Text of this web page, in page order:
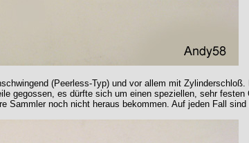
(Peerless-Typ) und vor allem mit
gegossen, es dürfte sich um einen speziellen, sehr
Sammler noch nicht heraus bekommen. Auf jeden Fall